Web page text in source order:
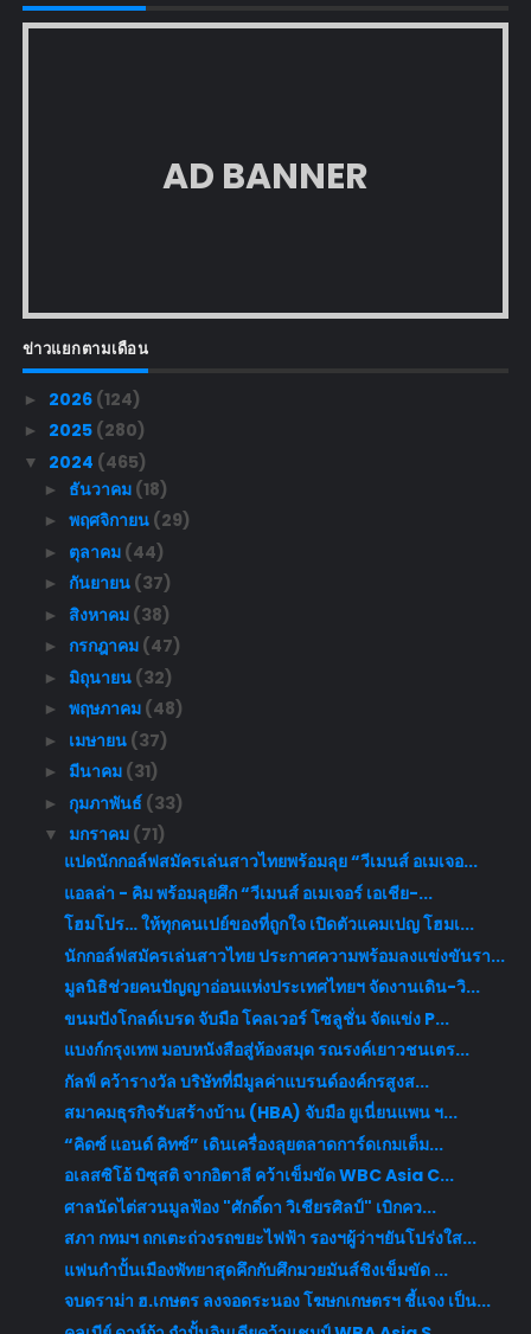
AD BANNER
ข่าวแยกตามเดือน
► 2026 (124)
► 2025 (280)
▼ 2024 (465)
► ธันวาคม (18)
► พฤศจิกายน (29)
► ตุลาคม (44)
► กันยายน (37)
► สิงหาคม (38)
► กรกฎาคม (47)
► มิถุนายน (32)
► พฤษภาคม (48)
► เมษายน (37)
► มีนาคม (31)
► กุมภาพันธ์ (33)
▼ มกราคม (71)
แปดนักกอล์ฟสมัครเล่นสาวไทยพร้อมลุย “วีเมนส์ อเมเจอ...
แอลล่า - คิม พร้อมลุยศึก “วีเมนส์ อเมเจอร์ เอเชีย-...
โฮมโปร… ให้ทุกคนเปย์ของที่ถูกใจ เปิดตัวแคมเปญ โฮมเ...
นักกอล์ฟสมัครเล่นสาวไทย ประกาศความพร้อมลงแข่งขันรา...
มูลนิธิช่วยคนปัญญาอ่อนแห่งประเทศไทยฯ จัดงานเดิน-วิ...
ขนมปังโกลด์เบรด จับมือ โคลเวอร์ โซลูชั่น จัดแข่ง P...
แบงก์กรุงเทพ มอบหนังสือสู่ห้องสมุด รณรงค์เยาวชนเตร...
กัลฟ์ คว้ารางวัล บริษัทที่มีมูลค่าแบรนด์องค์กรสูงส...
สมาคมธุรกิจรับสร้างบ้าน (HBA) จับมือ ยูเนี่ยนแพน ฯ...
“คิดซ์ แอนด์ คิทซ์” เดินเครื่องลุยตลาดการ์ดเกมเต็ม...
อเลสซิโอ้ บิซุสติ จากอิตาลี คว้าเข็มขัด WBC Asia C...
ศาลนัดไต่สวนมูลฟ้อง "ศักดิ์ดา วิเชียรศิลป์" เบิกคว...
สภา กทมฯ ถกเตะถ่วงรถขยะไฟฟ้า รองฯผู้ว่าฯยันโปร่งใส...
แฟนกำปั้นเมืองพัทยาสุดคึกกับศึกมวยมันส์ชิงเข็มขัด ...
จบดราม่า ฮ.เกษตร ลงจอดระนอง โฆษกเกษตรฯ ชี้แจง เป็น...